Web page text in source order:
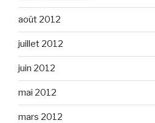
août 2012
juillet 2012
juin 2012
mai 2012
mars 2012